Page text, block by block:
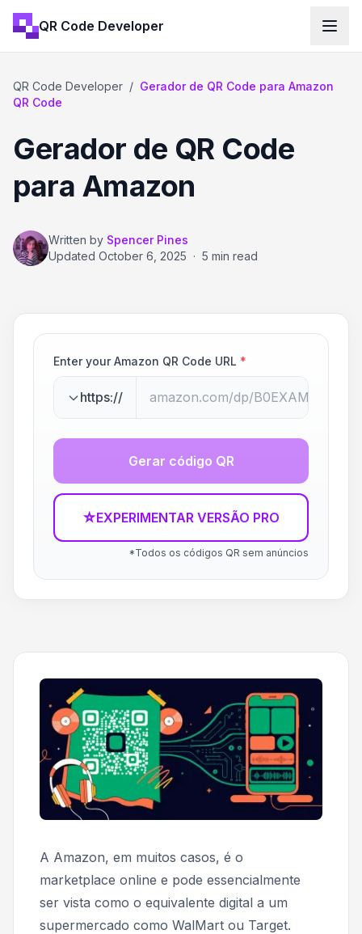
QR Code Developer
QR Code Developer / Gerador de QR Code para Amazon
QR Code
Gerador de QR Code
para Amazon
Written by Spencer Pines
Updated October 6, 2025 · 5 min read
Enter your Amazon QR Code URL *
https://
Gerar código QR
☆EXPERIMENTAR VERSÃO PRO
*Todos os códigos QR sem anúncios
A Amazon, em muitos casos, é o
marketplace online e pode essencialmente
ser vista como o equivalente digital a um
supermercado como WalMart ou Target.